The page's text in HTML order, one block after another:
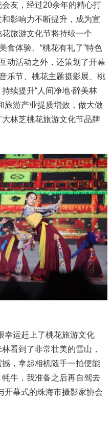
友，经过20余年的精心打
影响力不断提升，成为宣
旅游文化节将持续一个
食体验、“桃花有礼了”特色
动活动之外，还策划了开幕
乐节、桃花主题摄影展、桃
续提升“人间净地·醉美林
旅游产业提质增效，做大做
林芝桃花旅游文化节品牌
幸运赶上了桃花旅游文化
看到了非常壮美的雪山，
，拿起相机随手一拍便能
牛，我准备之后再自驾去
开幕式的珠海市摄影家协会